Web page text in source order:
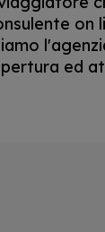
ed